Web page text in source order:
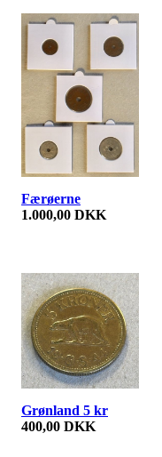
Færøerne
1.000,00 DKK
Grønland 5 kr
400,00 DKK